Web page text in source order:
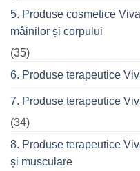
5. Produse cosmetice
mâinilor și corpului
(35)
6. Produse terapeutice
7. Produse terapeutice
(34)
8. Produse terapeutice
și musculare